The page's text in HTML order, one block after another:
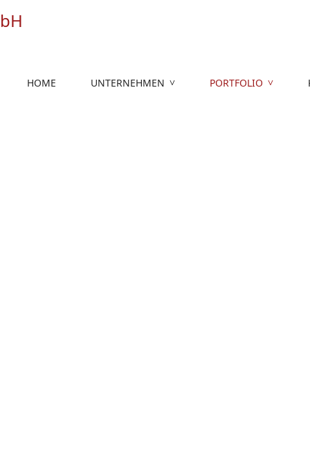
HOME UNTERNEHMEN PORTFOLIO